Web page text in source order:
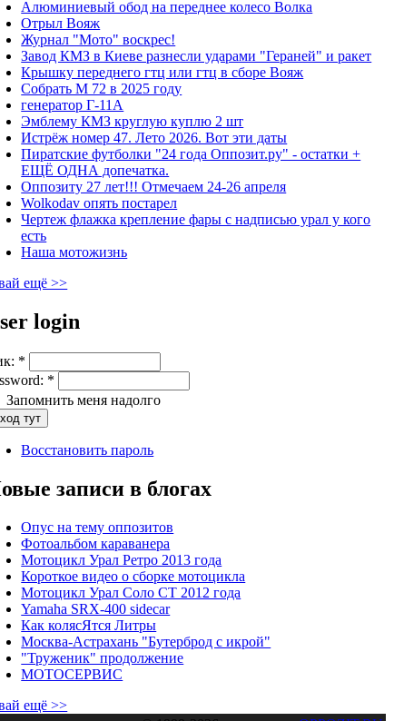
Алюминиевый обод на переднее колесо Волка
Отрыл Вояж
Журнал "Мото" воскрес!
Завод КМЗ в Киеве разнесли ударами "Гераней" и ракет
Крышку переднего гтц или гтц в сборе Вояж
Собрать М 72 в 2025 году
генератор Г-11А
Эмблему КМЗ круглую куплю 2 шт
Истрёж номер 47. Лето 2026. Вот эти даты
Пиратские футболки "24 года Оппозит.ру" - остатки +
ЕЩЁ ОДНА допечатка.
Оппозиту 27 лет!!! Отмечаем 24-26 апреля
Wolkodav опять постарел
Чертеж флажка крепление фары с надписью урал у кого
есть
Наша мотожизнь
ещё >>
login
*
*
Запомнить меня надолго
Восстановить пароль
записи в блогах
Опус на тему оппозитов
Фотоальбом караванера
Мотоцикл Урал Ретро 2013 года
Короткое видео о сборке мотоцикла
Мотоцикл Урал Соло СТ 2012 года
Yamaha SRX-400 sidecar
Как колясЯтся Литры
Москва-Астрахань "Бутерброд с икрой"
"Труженик" продолжение
МОТОСЕРВИС
ещё >>